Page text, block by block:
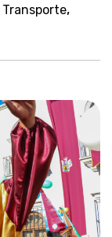
Transporte,